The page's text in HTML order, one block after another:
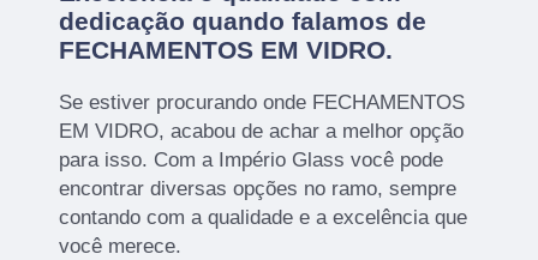
dedicação quando falamos de
FECHAMENTOS EM VIDRO.
Se estiver procurando onde FECHAMENTOS
EM VIDRO, acabou de achar a melhor opção
para isso. Com a Império Glass você pode
encontrar diversas opções no ramo, sempre
contando com a qualidade e a excelência que
você merece.